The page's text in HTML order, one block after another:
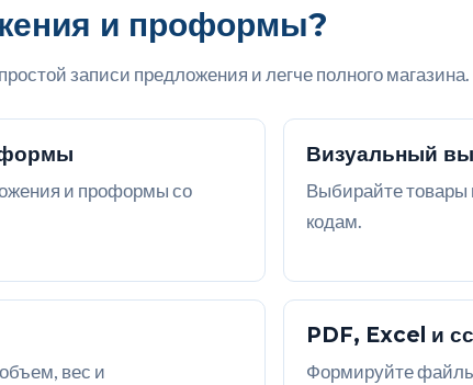
и проформы?
записи предложения и легче полного магазина.
и проформы со
Визуальный
Выбирайте товары
кодам.
вес и
PDF, Excel и
Формируйте файлы